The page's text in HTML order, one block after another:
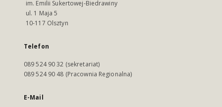
im. Emilii Sukertowej-Biedrawiny
ul. 1 Maja 5
10-117 Olsztyn
Telefon
089 524 90 32 (sekretariat)
089 524 90 48 (Pracownia Regionalna)
E-Mail